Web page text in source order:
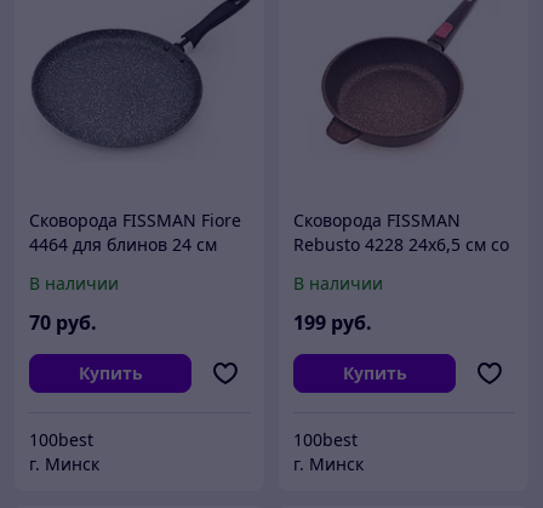
Cковорода FISSMAN Fiore
4464 для блинов 24 см
Минску
В наличии
70 руб.
Купить
100best
г. Минск
Cковорода FISSMAN
Rebusto 4228 24x6,5 см со
Бесплатная доставка по г
Минску
В наличии
199 руб.
Купить
100best
г. Минск